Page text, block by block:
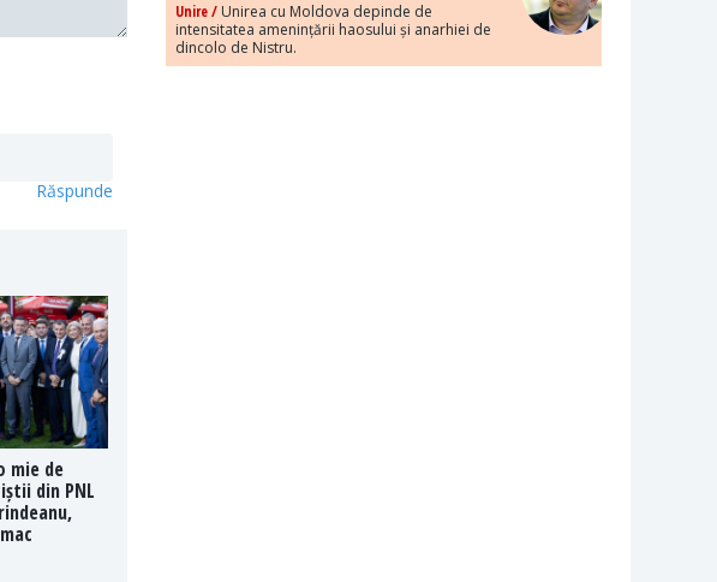
Răspunde
mie de
din PNL
Unire / Unirea cu Moldova depinde de
intensitatea amenințării haosului și anarhiei de
dincolo de Nistru.